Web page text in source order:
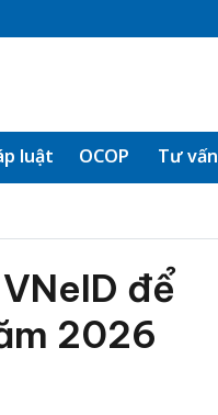
luật OCOP Tư vấn
để
2026